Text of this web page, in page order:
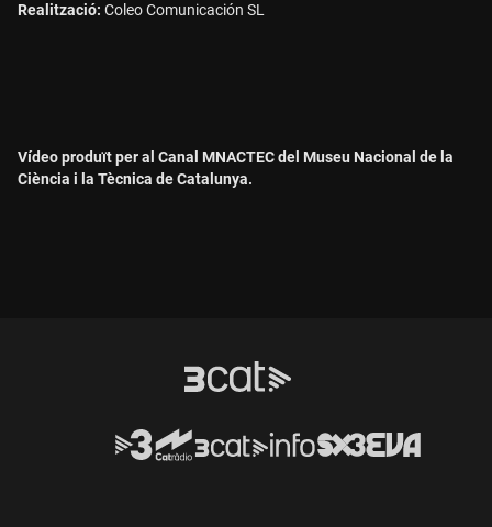
Realització: Coleo Comunicación SL
Vídeo produït per al Canal MNACTEC del Museu Nacional de la
Ciència i la Tècnica de Catalunya.